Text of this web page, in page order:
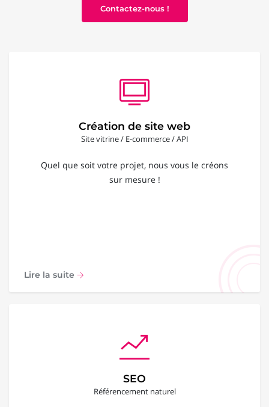
Contactez-nous !
Création de site web
Site vitrine / E-commerce / API
Quel que soit votre projet, nous vous le créons
sur mesure !
Lire la suite
SEO
Référencement naturel